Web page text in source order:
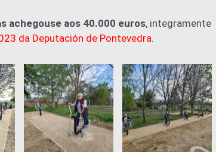
achegouse aos 40.000 euros, integramente
da Deputación de Pontevedra.